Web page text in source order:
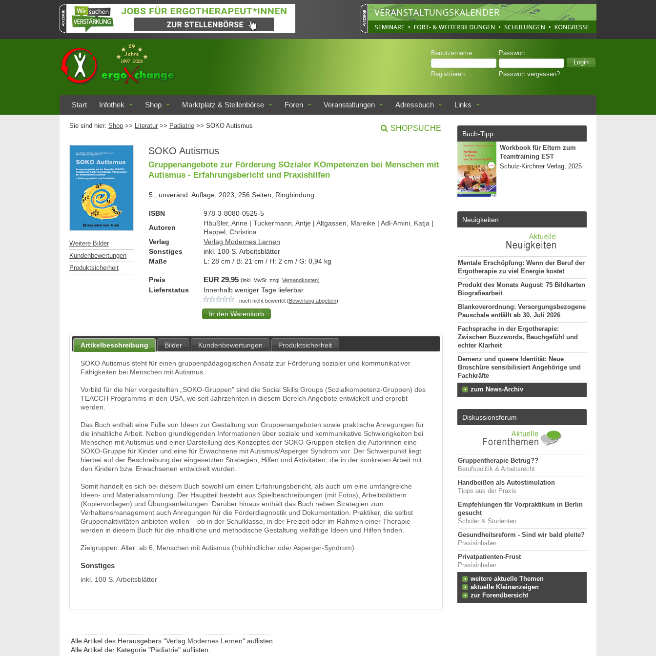
Benutzername Passwort
Registrieren Passwort vergessen?
Start Infothek Shop Marktplatz & Stellenbörse Foren Veranstaltungen Adressbuch Links
Sie sind hier: Shop >> Literatur >> Pädiatrie >> SOKO Autismus SHOPSUCHE
Weitere Bilder
Kundenbewertungen
Produktsicherheit
SOKO Autismus
Gruppenangebote zur Förderung SOzialer KOmpetenzen bei Menschen mit
Autismus - Erfahrungsbericht und Praxishilfen
5., unveränd. Auflage, 2023, 256 Seiten, Ringbindung
ISBN
978-3-8080-0525-5
Autoren
Häußler, Anne | Tuckermann, Antje | Altgassen, Mareike | Adl-Amini, Katja |
Happel, Christina
Verlag
Verlag Modernes Lernen
Sonstiges
inkl. 100 S. Arbeitsblätter
Maße
L: 28 cm / B: 21 cm / H: 2 cm / G: 0,94 kg
Preis EUR 29,95 (inkl. MwSt. zzgl. Versandkosten)
Lieferstatus Innerhalb weniger Tage lieferbar
noch nicht bewertet (Bewertung abgeben)
Artikelbeschreibung Bilder Kundenbewertungen Produktsicherheit
SOKO Autismus steht für einen gruppenpädagogischen Ansatz zur Förderung sozialer und kommunikativer
Fähigkeiten bei Menschen mit Autismus.
Vorbild für die hier vorgestellten „SOKO-Gruppen” sind die Social Skills Groups (Sozialkompetenz-Gruppen) des
TEACCH Programms in den USA, wo seit Jahrzehnten in diesem Bereich Angebote entwickelt und erprobt
werden.
Das Buch enthält eine Fülle von Ideen zur Gestaltung von Gruppenangeboten sowie praktische Anregungen für
die inhaltliche Arbeit. Neben grundlegenden Informationen über soziale und kommunikative Schwierigkeiten bei
Menschen mit Autismus und einer Darstellung des Konzeptes der SOKO-Gruppen stellen die Autorinnen eine
SOKO-Gruppe für Kinder und eine für Erwachsene mit Autismus/Asperger Syndrom vor. Der Schwerpunkt liegt
hierbei auf der Beschreibung der eingesetzten Strategien, Hilfen und Aktivitäten, die in der konkreten Arbeit mit
den Kindern bzw. Erwachsenen entwickelt wurden.
Somit handelt es sich bei diesem Buch sowohl um einen Erfahrungsbericht, als auch um eine umfangreiche
Ideen- und Materialsammlung. Der Hauptteil besteht aus Spielbeschreibungen (mit Fotos), Arbeitsblättern
(Kopiervorlagen) und Übungsanleitungen. Darüber hinaus enthält das Buch neben Strategien zum
Verhaltensmanagement auch Anregungen für die Förderdiagnostik und Dokumentation. Praktiker, die selbst
Gruppenaktivitäten anbieten wollen – ob in der Schulklasse, in der Freizeit oder im Rahmen einer Therapie –
werden in diesem Buch für die inhaltliche und methodische Gestaltung vielfältige Ideen und Hilfen finden.
Zielgruppen: Alter: ab 6, Menschen mit Autismus (frühkindlicher oder Asperger-Syndrom)
Sonstiges
inkl. 100 S. Arbeitsblätter
Alle Artikel des Herausgebers "Verlag Modernes Lernen" auflisten.
Alle Artikel der Kategorie "Pädiatrie" auflisten.
Buch-Tipp
Workbook für Eltern zum
Teamtraining EST
Schulz-Kirchner Verlag, 2025
Neuigkeiten
Mentale Erschöpfung: Wenn der Beruf der
Ergotherapie zu viel Energie kostet
Produkt des Monats August: 75 Bildkarten
Biografiearbeit
Blankoverordnung: Versorgungsbezogene
Pauschale entfällt ab 30. Juli 2026
Fachsprache in der Ergotherapie:
Zwischen Buzzwords, Bauchgefühl und
echter Klarheit
Demenz und queere Identität: Neue
Broschüre sensibilisiert Angehörige und
Fachkräfte
zum News-Archiv
Diskussionsforum
Gruppentherapie Betrug??
Berufspolitik & Arbeitsrecht
Handbeißen als Autostimulation
Tipps aus der Praxis
Empfehlungen für Vorpraktikum in Berlin
gesucht
Schüler & Studenten
Gesundheitsreform - Sind wir bald pleite?
Praxisinhaber
Privatpatienten-Frust
Praxisinhaber
weitere aktuelle Themen
aktuelle Kleinanzeigen
zur Forenübersicht